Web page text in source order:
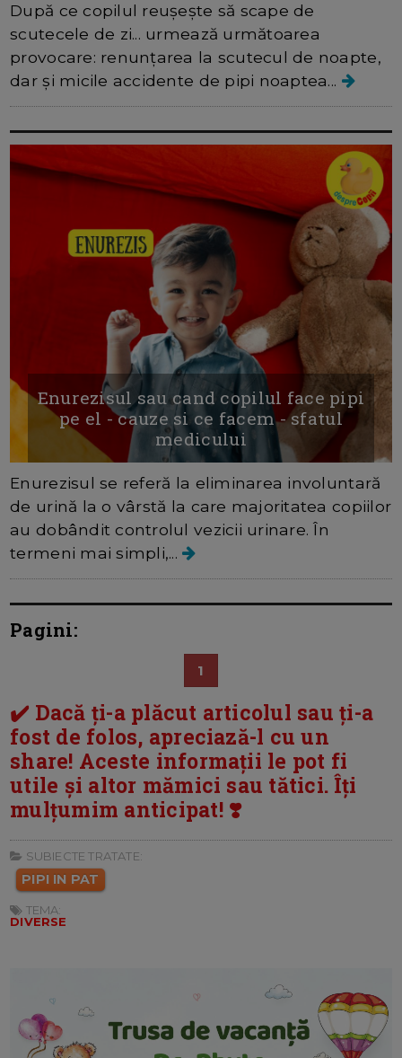
După ce copilul reușește să scape de
scutecele de zi... urmează următoarea
provocare: renunțarea la scutecul de noapte,
dar și micile accidente de pipi noaptea...
Enurezisul sau cand copilul face pipi
pe el - cauze si ce facem - sfatul
medicului
Enurezisul se referă la eliminarea involuntară
de urină la o vârstă la care majoritatea copiilor
au dobândit controlul vezicii urinare. În
termeni mai simpli,...
Pagini:
1
✔️ Dacă ți-a plăcut articolul sau ți-a
fost de folos, apreciază-l cu un
share! Aceste informații le pot fi
utile și altor mămici sau tătici. Îți
mulțumim anticipat! ❣️
SUBIECTE TRATATE:
PIPI IN PAT
TEMA:
DIVERSE